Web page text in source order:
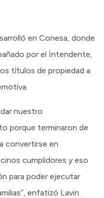
en Conesa, donde
por el Intendente,
títulos de propiedad a
nuestro
porque terminaron de
convertirse en
cumplidores y eso
para poder ejecutar
enfatizó Lavin.